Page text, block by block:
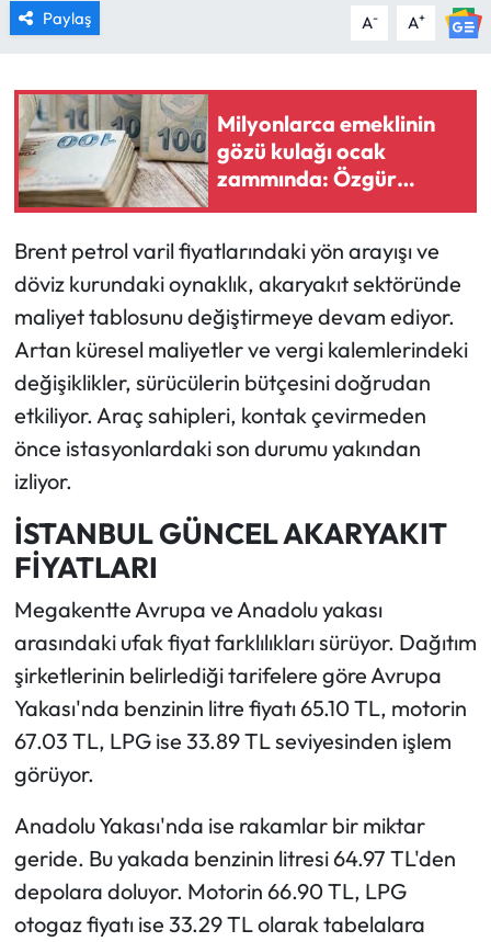
Paylaş A- A+
Milyonlarca emeklinin
gözü kulağı ocak
zammında: Özgür
Erdursun canlı yayında
Brent petrol varil fiyatlarındaki yön arayışı ve
döviz kurundaki oynaklık, akaryakıt sektöründe
maliyet tablosunu değiştirmeye devam ediyor.
Artan küresel maliyetler ve vergi kalemlerindeki
değişiklikler, sürücülerin bütçesini doğrudan
etkiliyor. Araç sahipleri, kontak çevirmeden
önce istasyonlardaki son durumu yakından
izliyor.
İSTANBUL GÜNCEL AKARYAKIT
FİYATLARI
Megakentte Avrupa ve Anadolu yakası
arasındaki ufak fiyat farklılıkları sürüyor. Dağıtım
şirketlerinin belirlediği tarifelere göre Avrupa
Yakası'nda benzinin litre fiyatı 65.10 TL, motorin
67.03 TL, LPG ise 33.89 TL seviyesinden işlem
görüyor.
Anadolu Yakası'nda ise rakamlar bir miktar
geride. Bu yakada benzinin litresi 64.97 TL'den
depolara doluyor. Motorin 66.90 TL, LPG
otogaz fiyatı ise 33.29 TL olarak tabelalara